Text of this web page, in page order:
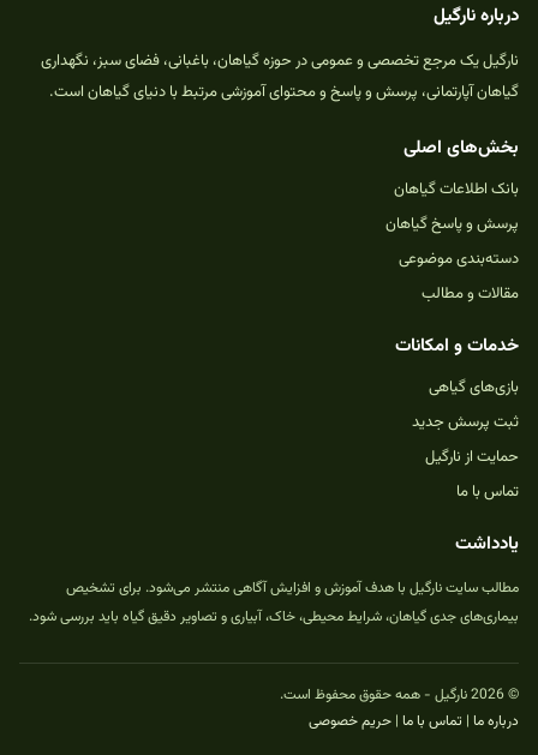
درباره نارگیل
نارگیل یک مرجع تخصصی و عمومی در حوزه گیاهان، باغبانی، فضای سبز، نگهداری
گیاهان آپارتمانی، پرسش و پاسخ و محتوای آموزشی مرتبط با دنیای گیاهان است.
بخش‌های اصلی
بانک اطلاعات گیاهان
پرسش و پاسخ گیاهان
دسته‌بندی موضوعی
مقالات و مطالب
خدمات و امکانات
بازی‌های گیاهی
ثبت پرسش جدید
حمایت از نارگیل
تماس با ما
یادداشت
مطالب سایت نارگیل با هدف آموزش و افزایش آگاهی منتشر می‌شود. برای تشخیص
بیماری‌های جدی گیاهان، شرایط محیطی، خاک، آبیاری و تصاویر دقیق گیاه باید بررسی شود.
© 2026 نارگیل - همه حقوق محفوظ است.
درباره ما | تماس با ما | حریم خصوصی